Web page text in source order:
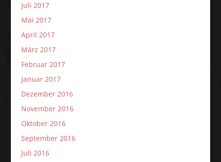
Juli 2017
Mai 2017
April 2017
März 2017
Februar 2017
Januar 2017
Dezember 2016
November 2016
Oktober 2016
September 2016
Juli 2016